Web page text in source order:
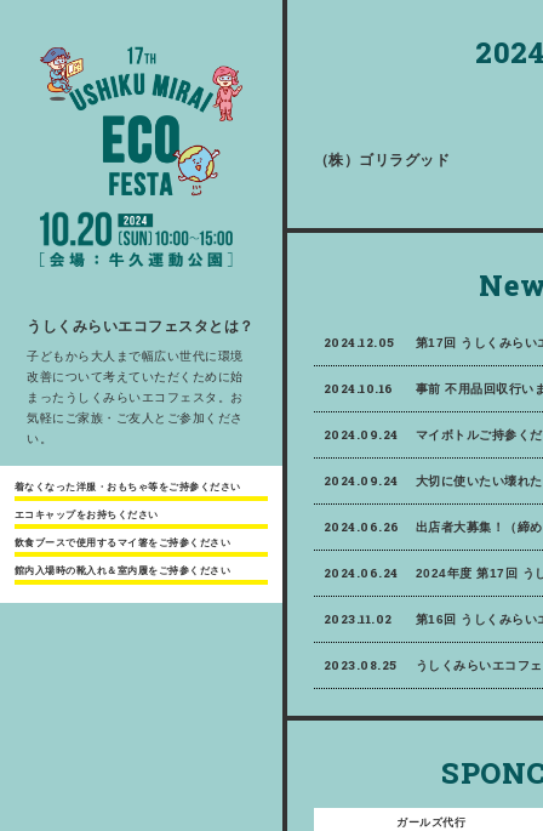
うしくみらいエコフェスタとは？
子どもから大人まで幅広い世代に環境
改善について考えていただくために始
まったうしくみらいエコフェスタ。お
気軽にご家族・ご友人とご参加くださ
い。
着なくなった洋服・おもちゃ等をご持参ください
エコキャップをお持ちください
飲食ブースで使用するマイ箸をご持参ください
館内入場時の靴入れ＆室内履をご持参ください
（株）ゴリラグッド
2024.12.05 第17回 うしくみらい
2024.10.16 事前 不用品回収行い
2024.09.24 マイボトルご持参く
2024.09.24 大切に使いたい壊れ
2024.06.26 出店者大募集！（締
2024.06.24 2024年度 第17回 う
2023.11.02 第16回 うしくみらい
2023.08.25 うしくみらいエコフ
ガールズ代行